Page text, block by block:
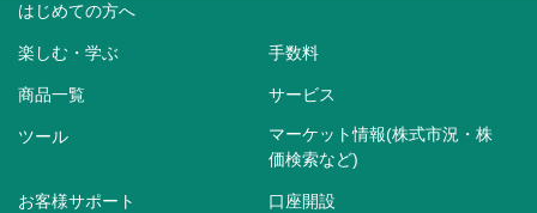
はじめての方へ
楽しむ・学ぶ 手数料
商品一覧 サービス
ツール
マーケット情報(株式市況・株
価検索など)
お客様サポート 口座開設